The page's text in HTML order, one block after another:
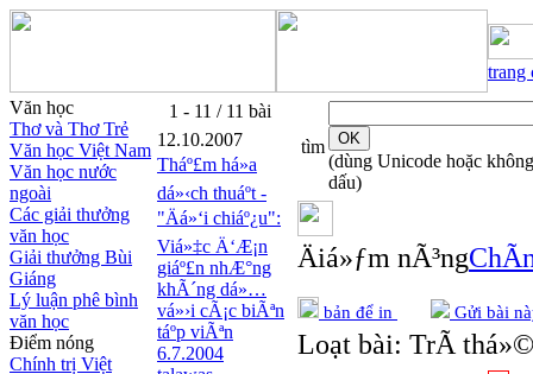
trang
Văn học
Thơ và Thơ Trẻ
Văn học Việt Nam
Văn học nước
ngoài
Các giải thưởng
văn học
Giải thưởng Bùi
Giáng
Lý luận phê bình
văn học
Điểm nóng
Chính trị Việt
1 - 11 / 11 bài
12.10.2007
Tháº£m há»a
dá»‹ch thuáº­t -
"Äá»‘i chiáº¿u":
Viá»‡c Ä‘Æ¡n
giáº£n nhÆ°ng
khÃ´ng dá»…
vá»›i cÃ¡c biÃªn
táº­p viÃªn
6.7.2004
tìm
(dùng Unicode hoặc không
dấu)
Äiá»ƒm nÃ³ng
bản để in Gửi bài
Loạt bài: TrÃ­